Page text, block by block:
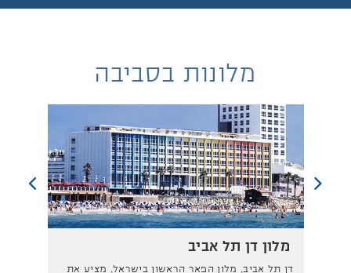
מלונות בסביבה
מלון דן תל אביב
דן תל אביב, מלון הפאר הראשון בישראל, מציע את
דן אכדיה